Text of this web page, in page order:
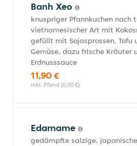
Banh Xeo
knuspriger Pfannkuchen nach
vietnamesischer Art mit
gefüllt mit Sojasprossen, Tofu
Gemüse, dazu frische Kräuter
Erdnusssauce
11,90 €
inkl. Pfand (0,00 €)
Edamame
gedämpfte salzige,